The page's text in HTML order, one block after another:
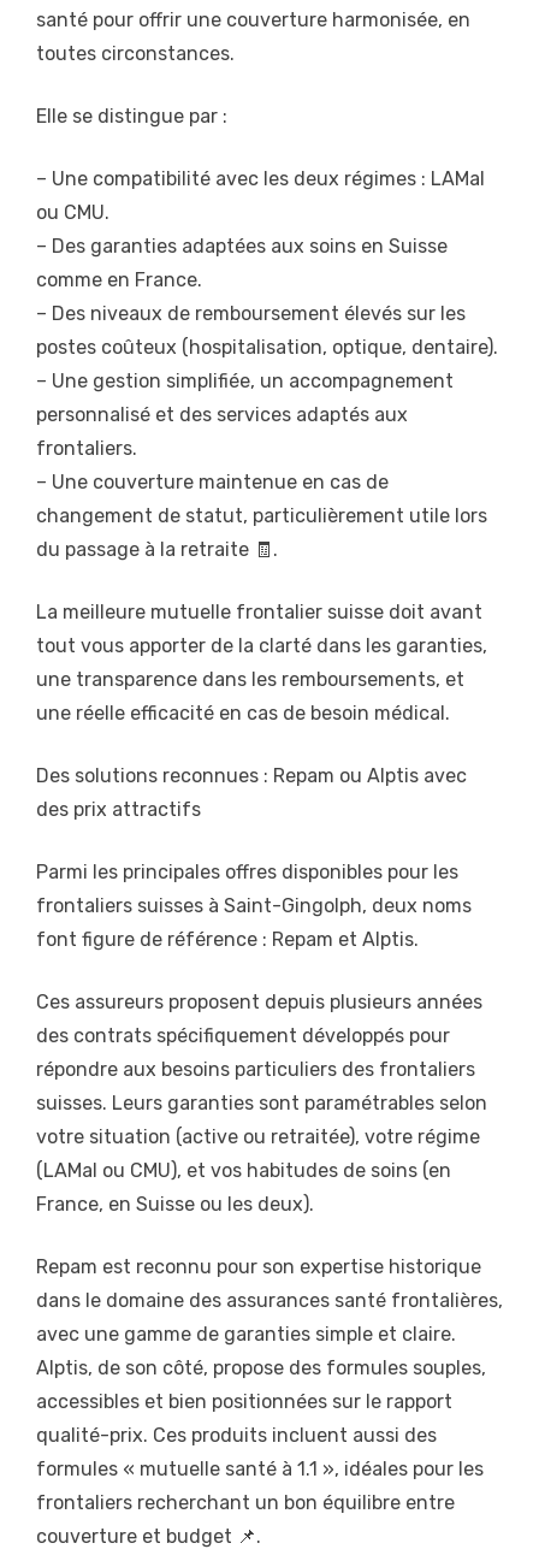
santé pour offrir une couverture harmonisée, en
toutes circonstances.
Elle se distingue par :
– Une compatibilité avec les deux régimes : LAMal
ou CMU.
– Des garanties adaptées aux soins en Suisse
comme en France.
– Des niveaux de remboursement élevés sur les
postes coûteux (hospitalisation, optique, dentaire).
– Une gestion simplifiée, un accompagnement
personnalisé et des services adaptés aux
frontaliers.
– Une couverture maintenue en cas de
changement de statut, particulièrement utile lors
du passage à la retraite 🧾.
La meilleure mutuelle frontalier suisse doit avant
tout vous apporter de la clarté dans les garanties,
une transparence dans les remboursements, et
une réelle efficacité en cas de besoin médical.
Des solutions reconnues : Repam ou Alptis avec
des prix attractifs
Parmi les principales offres disponibles pour les
frontaliers suisses à Saint-Gingolph, deux noms
font figure de référence : Repam et Alptis.
Ces assureurs proposent depuis plusieurs années
des contrats spécifiquement développés pour
répondre aux besoins particuliers des frontaliers
suisses. Leurs garanties sont paramétrables selon
votre situation (active ou retraitée), votre régime
(LAMal ou CMU), et vos habitudes de soins (en
France, en Suisse ou les deux).
Repam est reconnu pour son expertise historique
dans le domaine des assurances santé frontalières,
avec une gamme de garanties simple et claire.
Alptis, de son côté, propose des formules souples,
accessibles et bien positionnées sur le rapport
qualité-prix. Ces produits incluent aussi des
formules « mutuelle santé à 1.1 », idéales pour les
frontaliers recherchant un bon équilibre entre
couverture et budget 📌.